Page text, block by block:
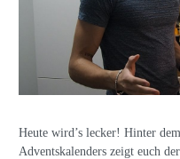
Heute wird’s lecker! Hinter dem
Adventskalenders zeigt euch